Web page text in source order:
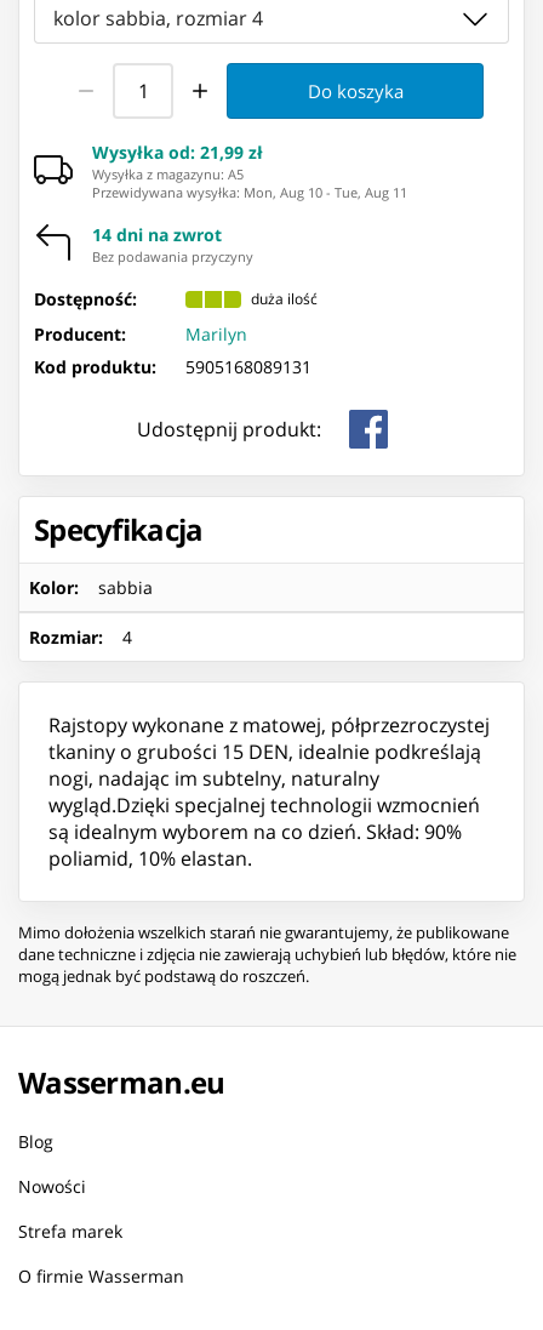
kolor sabbia, rozmiar 4
Do koszyka
Wysyłka od: 21,99 zł
Wysyłka z magazynu: ⁨A5⁩
Przewidywana wysyłka: Mon, Aug 10 - Tue, Aug 11
14 dni na zwrot
Bez podawania przyczyny
Dostępność: duża ilość
Producent:
Marilyn
Kod produktu:
5905168089131
Udostępnij produkt:
Specyfikacja
Kolor: sabbia
Rozmiar: 4
Rajstopy wykonane z matowej, półprzezroczystej
tkaniny o grubości 15 DEN, idealnie podkreślają
nogi, nadając im subtelny, naturalny
wygląd.Dzięki specjalnej technologii wzmocnień
są idealnym wyborem na co dzień. Skład: 90%
poliamid, 10% elastan.
Mimo dołożenia wszelkich starań nie gwarantujemy, że publikowane
dane techniczne i zdjęcia nie zawierają uchybień lub błędów, które nie
mogą jednak być podstawą do roszczeń.
Wasserman.eu
Blog
Nowości
Strefa marek
O firmie Wasserman